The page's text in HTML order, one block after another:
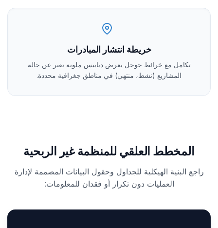
خريطة انتشار المبادرات
تكامل مع خرائط جوجل يعرض دبابيس ملونة تعبر عن حالة
المشاريع (نشط، منتهي) في مناطق جغرافية محددة.
المخطط العلقي للمنظمة غير الربحية
راجع البنية الهيكلية للجداول وحقول البيانات المصممة لإدارة
العمليات دون تكرار أو فقدان للمعلومات: